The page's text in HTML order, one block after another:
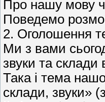
Про нашу мову
Поведемо
2. Оголошення
Ми з вами
звуки та склади
Така і тема
склади, звуки»